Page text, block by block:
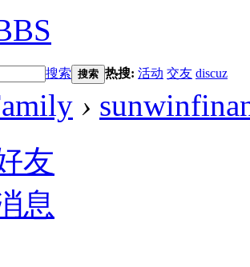
搜索 搜索 热搜: 活动 交友 discuz
›
友
息